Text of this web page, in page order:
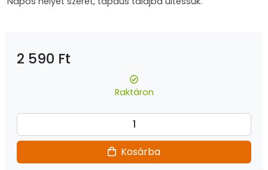
2 590 Ft
Raktáron
Kosárba